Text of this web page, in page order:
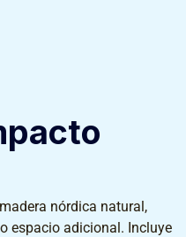
nórdica natural,
espacio adicional. Incluye